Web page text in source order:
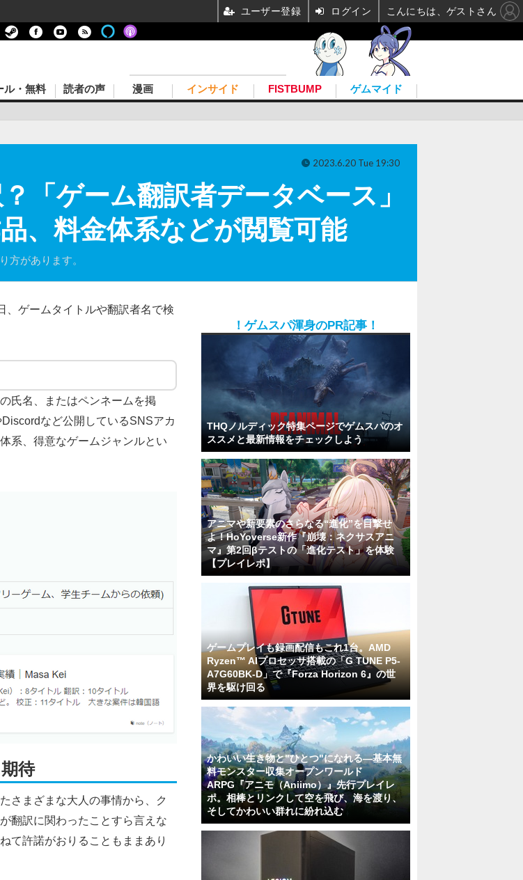
ル・無料 読者の声 漫画 インサイド FISTBUMP ゲムマイド
「ゲーム翻訳者データベース」
、料金体系などが閲覧可能
方があります。
2023.6.20 Tue 19:30
、ゲームタイトルや翻訳者名で検
氏名、またはペンネームを掲
など公開しているSNSアカ
系、得意なゲームジャンルとい
待
さまざまな大人の事情から、ク
翻訳に関わったことすら言えな
て許諾がおりることもままあり
！ゲムスパ渾身のPR記事！
THQノルディック特集ページでゲムスパのオ
ススメと最新情報をチェックしよう
アニマや新要素のさらなる“進化”を目撃せ
よ！HoYoverse新作『崩壊：ネクサスアニ
マ』第2回βテストの「進化テスト」を体験
【プレイレポ】
ゲームプレイも録画配信もこれ1台。AMD
Ryzen™ AIプロセッサ搭載の「G TUNE P5-
A7G60BK-D」で『Forza Horizon 6』の世
界を駆け回る
かわいい生き物と"ひとつ"になれる―基本無
料モンスター収集オープンワールド
ARPG『アニモ（Aniimo）』先行プレイレ
ポ。相棒とリンクして空を飛び、海を渡り、
そしてかわいい群れに紛れ込む
ユーザー登録 ログイン こんにちは、ゲストさん